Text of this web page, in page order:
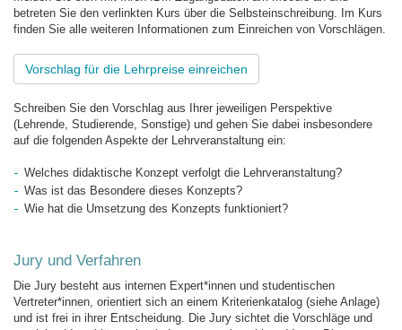
betreten Sie den verlinkten Kurs über die Selbsteinschreibung. Im Kurs
finden Sie alle weiteren Informationen zum Einreichen von Vorschlägen.
Vorschlag für die Lehrpreise einreichen
Schreiben Sie den Vorschlag aus Ihrer jeweiligen Perspektive
(Lehrende, Studierende, Sonstige) und gehen Sie dabei insbesondere
auf die folgenden Aspekte der Lehrveranstaltung ein:
Welches didaktische Konzept verfolgt die Lehrveranstaltung?
Was ist das Besondere dieses Konzepts?
Wie hat die Umsetzung des Konzepts funktioniert?
Jury und Verfahren
Die Jury besteht aus internen Expert*innen und studentischen
Vertreter*innen, orientiert sich an einem Kriterienkatalog (siehe Anlage)
und ist frei in ihrer Entscheidung. Die Jury sichtet die Vorschläge und